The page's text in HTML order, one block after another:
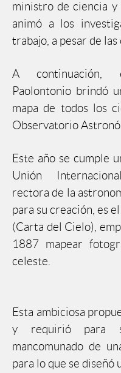
ministro de ciencia y
animó a los
trabajo, a pesar de
A continuación,
Paolontonio brindó
mapa de todos los
Observatorio
Este año se cumple
Unión
rectora de la
para su creación, es
(Carta del Cielo),
1887 mapear
celeste.
Esta ambiciosa
y requirió para
mancomunado de
para lo que se diseñó